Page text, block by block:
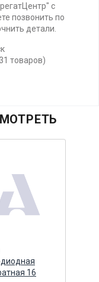
с
позвонить по
детали.
товаров)
16